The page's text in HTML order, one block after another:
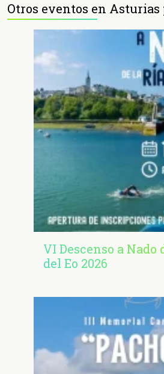
Otros eventos en Asturias
VI Descenso a Nado
del Eo 2026